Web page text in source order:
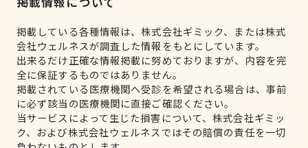
掲載している各種情報は、株式会社ギミック、または株式
会社ウェルネスが調査した情報をもとにしています。
出来るだけ正確な情報掲載に努めておりますが、内容を完
全に保証するものではありません。
掲載されている医療機関へ受診を希望される場合は、事前
に必ず該当の医療機関に直接ご確認ください。
当サービスによって生じた損害について、株式会社ギミッ
ク、および株式会社ウェルネスではその賠償の責任を一切